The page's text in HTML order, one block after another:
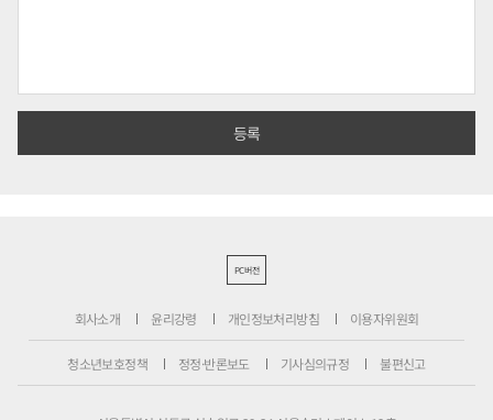
PC버전
회사소개 윤리강령 개인정보처리방침 이용자위원회
청소년보호정책 정정·반론보도 기사심의규정 불편신고